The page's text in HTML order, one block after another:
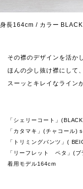
身長164cm / カラー BLACK
その襟のデザインを活か
ほんの少し抜け襟にして
スーッとキレイなライン
「シェリーコート」
「カタマキ」(チャコール)
「トリミングパンツ」(
「リーフレット ペタ」(
着用モデル164cm